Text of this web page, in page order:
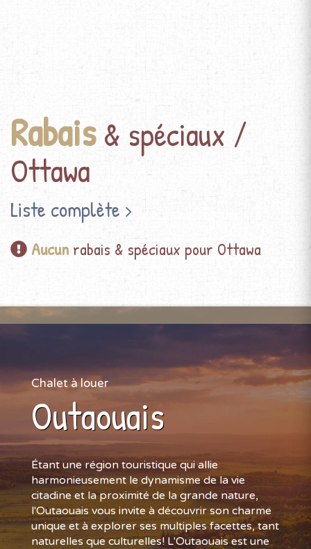
Rabais& spéciaux /
Ottawa
Liste complète
Aucun rabais & spéciaux pour Ottawa
Chalet à louer
Outaouais
Étant une région touristique qui allie
harmonieusement le dynamisme de la vie
citadine et la proximité de la grande nature,
l'Outaouais vous invite à découvrir son charme
unique et à explorer ses multiples facettes, tant
naturelles que culturelles! L'Outaouais est une